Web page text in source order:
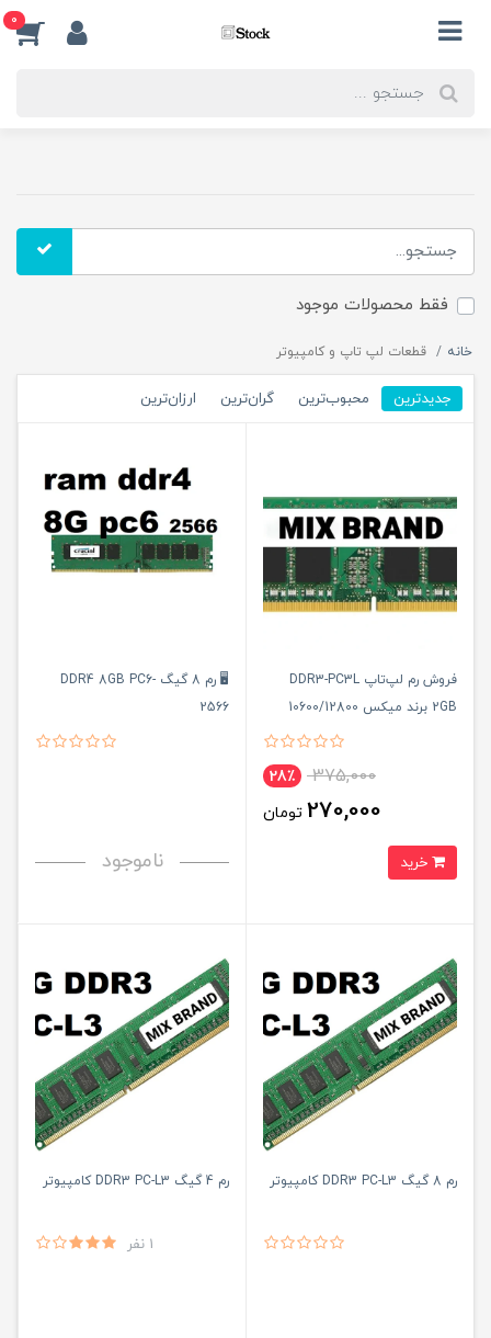
0
فقط محصولات موجود
خانه قطعات لپ تاپ و کامپیوتر
جدیدترین محبوب‌ترین گران‌ترین ارزان‌ترین
فروش رم لپ‌تاپ DDR3-PC3L
2GB برند میکس 10600/12800
375,000 28٪
270,000 تومان
🖥️ رم 8 گیگ DDR4 8GB PC6-
2566
ناموجود
رم 8 گیگ DDR3 PC-L3 کامپیوتر رم 4 گیگ DDR3 PC-L3 کامپیوتر
1 نفر